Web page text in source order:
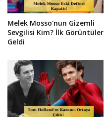
Melek Mosso'nun Gizemli
Sevgilisi Kim? İlk Görüntüler
Geldi